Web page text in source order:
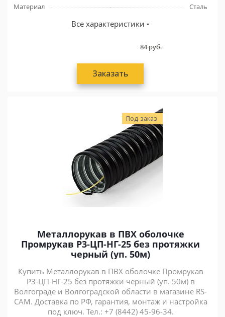
Материал Сталь
Все характеристики
84руб.
Заказать
Под заказ
Металлорукав в ПВХ оболочке
Промрукав Р3-ЦП-НГ-25 без протяжки
черный (уп. 50м)
Купить Металлорукав в ПВХ оболочке Промрукав
Р3-ЦП-НГ-25 без протяжки черный (уп. 50м) в
Волгограде и Волгоградской области в магазине RS-
CAM. Доставка по РФ, гарантия, монтаж и настройка
под ключ. Тел.: +7 (8442) 45-96-34.